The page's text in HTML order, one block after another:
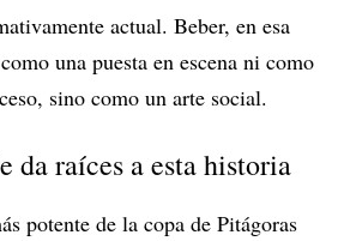
actual. Beber, en esa
una puesta en escena ni como
sino como un arte social.
da raíces a esta historia
potente de la copa de Pitágoras